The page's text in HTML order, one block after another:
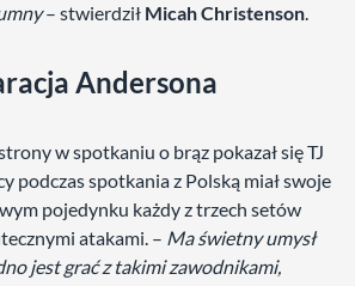
– stwierdził Micah Christenson.
Andersona
w spotkaniu o brąz pokazał się TJ
podczas spotkania z Polską miał swoje
pojedynku każdy z trzech setów
atakami. – Ma świetny umysł
jest grać z takimi zawodnikami,